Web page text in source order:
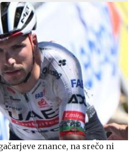
znance, na srečo ni